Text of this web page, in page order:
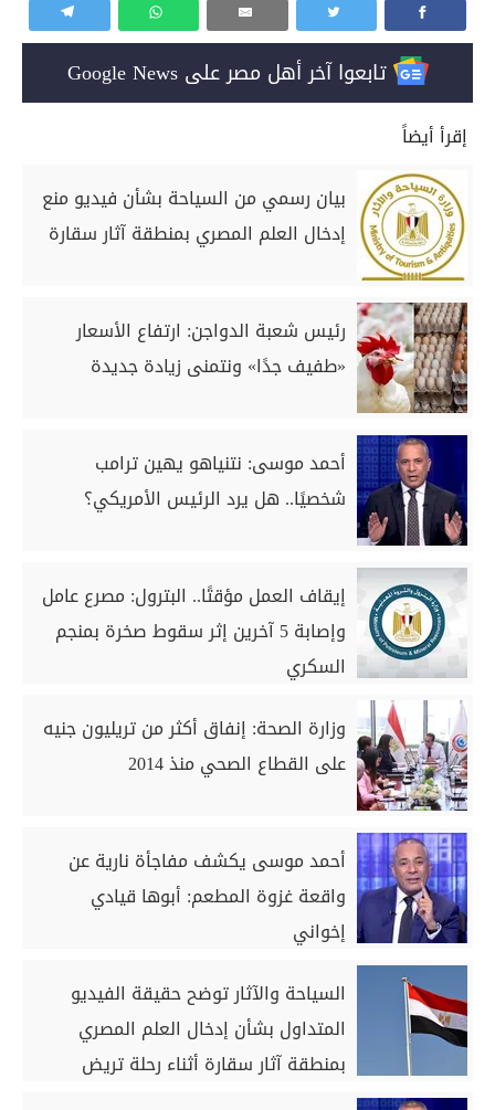
تابعوا آخر أهل مصر على Google News
إقرأ أيضاً
بيان رسمي من السياحة بشأن فيديو منع
إدخال العلم المصري بمنطقة آثار سقارة
رئيس شعبة الدواجن: ارتفاع الأسعار
«طفيف جدًا» ونتمنى زيادة جديدة
أحمد موسى: نتنياهو يهين ترامب
شخصيًا.. هل يرد الرئيس الأمريكي؟
إيقاف العمل مؤقتًا.. البترول: مصرع عامل
وإصابة 5 آخرين إثر سقوط صخرة بمنجم
السكري
وزارة الصحة: إنفاق أكثر من تريليون جنيه
على القطاع الصحي منذ 2014
أحمد موسى يكشف مفاجأة نارية عن
واقعة غزوة المطعم: أبوها قيادي
إخواني
السياحة والآثار توضح حقيقة الفيديو
المتداول بشأن إدخال العلم المصري
بمنطقة آثار سقارة أثناء رحلة تريض